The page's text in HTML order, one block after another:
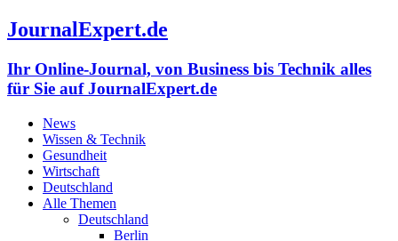
JournalExpert.de
Ihr Online-Journal, von Business bis Technik alles
für Sie auf JournalExpert.de
News
Wissen & Technik
Gesundheit
Wirtschaft
Deutschland
Alle Themen
Deutschland
Berlin